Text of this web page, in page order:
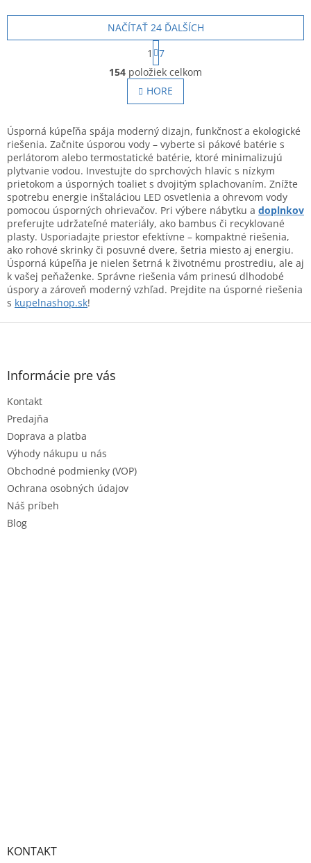
O
v
l
á
a
c
i
e
p
r
v
k
y
v
ý
p
i
NAČÍTAŤ 24 ĎALŠÍCH
S
t
r
á
n
k
v
a
n
i
e
1
7
154 položiek celkom
HORE
Úsporná kúpeľňa spája moderný dizajn, funkčnosť a ekologické
riešenia. Začnite úsporou vody – vyberte si pákové batérie s
perlátorom alebo termostatické batérie, ktoré minimalizujú
plytvanie vodou. Investujte do sprchových hlavíc s nízkym
prietokom a úsporných toaliet s dvojitým splachovaním. Znížte
spotrebu energie inštaláciou LED osvetlenia a ohrevom vody
pomocou úsporných ohrievačov. Pri výbere nábytku a doplnkov
preferujte udržateľné materiály, ako bambus či recyklované
plasty. Usporiadajte priestor efektívne – kompaktné riešenia,
ako rohové skrinky či posuvné dvere, šetria miesto aj energiu.
Úsporná kúpeľňa je nielen šetrná k životnému prostrediu, ale aj
k vašej peňaženke. Správne riešenia vám prinesú dlhodobé
úspory a zároveň moderný vzhľad. Prejdite na úsporné riešenia
s kupelnashop.sk!
Z
Informácie pre vás
Kontakt
Predajňa
Doprava a platba
Výhody nákupu u nás
Obchodné podmienky (VOP)
Ochrana osobných údajov
Náš príbeh
Blog
KONTAKT